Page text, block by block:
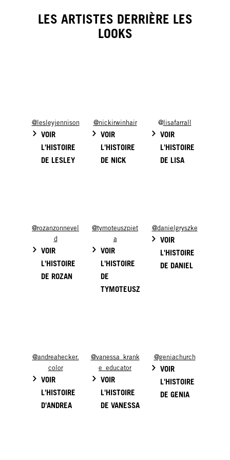
LES ARTISTES DERRIÈRE LES
LOOKS
@lesleyjennison
VOIR
L'HISTOIRE
DE LESLEY
@nickirwinhair
VOIR
L'HISTOIRE
DE NICK
@lisafarrall
VOIR
L'HISTOIRE
DE LISA
@rozanzonnevel
d
VOIR
L'HISTOIRE
DE ROZAN
@tymoteuszpiet
a
VOIR
L'HISTOIRE
DE
TYMOTEUSZ
@danielgryszke
VOIR
L'HISTOIRE
DE DANIEL
@andreahecker.
color
VOIR
L'HISTOIRE
D'ANDREA
@vanessa_krank
e_educator
VOIR
L'HISTOIRE
DE VANESSA
@geniachurch
VOIR
L'HISTOIRE
DE GENIA